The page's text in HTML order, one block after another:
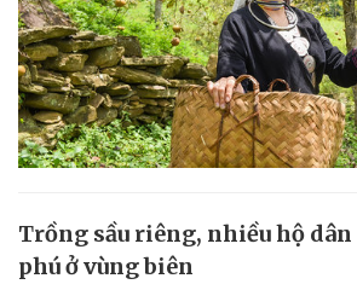
Trồng sầu riêng, nhiều hộ
phú ở vùng biên